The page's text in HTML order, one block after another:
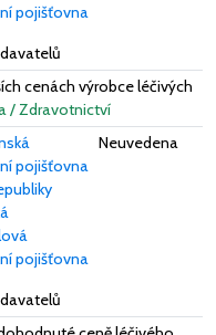
pojišťovna
cenách výrobce léčivých
/ Zdravotnictví
pojišťovna
pojišťovna
Neuvedena